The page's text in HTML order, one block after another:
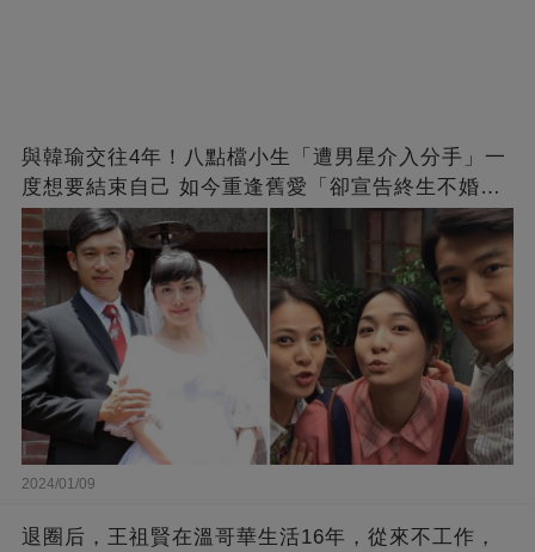
與韓瑜交往4年！八點檔小生「遭男星介入分手」一
度想要結束自己 如今重逢舊愛「卻宣告終生不婚」
原因曝光
2024/01/09
退圈后，王祖賢在溫哥華生活16年，從來不工作，